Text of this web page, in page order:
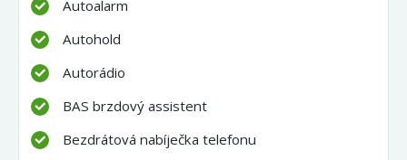
Autoalarm
Autohold
Autorádio
BAS brzdový assistent
Bezdrátová nabíječka telefonu